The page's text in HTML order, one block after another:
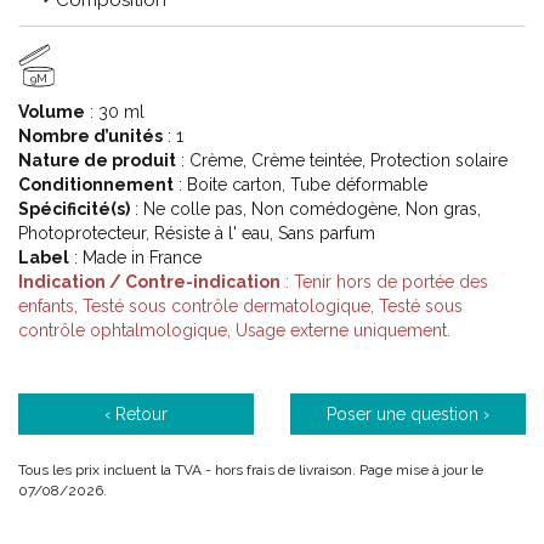
spécifique des peaux grasses à acnéiques, des peaux sèches ou
des peaux hyperpigmentées…
Code ACL : 6252094
Code EAN : 3701129803707
9M
Volume : 30 ml
Nombre d’unités : 1
Nature de produit : Crème, Crème teintée, Protection solaire
Conditionnement : Boite carton, Tube déformable
Spécificité(s) : Ne colle pas, Non comédogène, Non gras,
Photoprotecteur, Résiste à l' eau, Sans parfum
Label : Made in France
Indication / Contre-indication : Tenir hors de portée des
enfants, Testé sous contrôle dermatologique, Testé sous
contrôle ophtalmologique, Usage externe uniquement.
‹ Retour Poser une question ›
Tous les prix incluent la TVA - hors frais de livraison. Page mise à jour le
07/08/2026.